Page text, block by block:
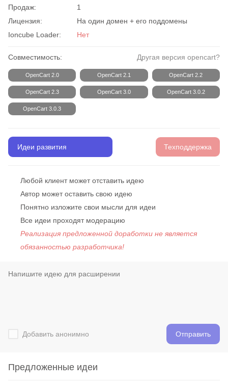
Продаж:
1
Лицензия:
На один домен + его поддомены
Ioncube Loader:
Нет
Совместимость: Другая версия opencart?
OpenCart 2.0 OpenCart 2.1 OpenCart 2.2
OpenCart 2.3 OpenCart 3.0 OpenCart 3.0.2
OpenCart 3.0.3
Идеи развития Техподдержка
Любой клиент может отставить идею
Автор может оставить свою идею
Понятно изложите свои мысли для идеи
Все идеи проходят модерацию
Реализация предложенной доработки не является
обязанностью разработчика!
Добавить анонимно Отправить
Предложенные идеи